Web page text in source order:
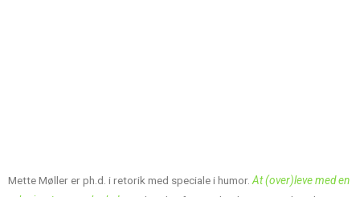
Mette Møller er ph.d. i retorik med speciale i humor. At (over)leve med en